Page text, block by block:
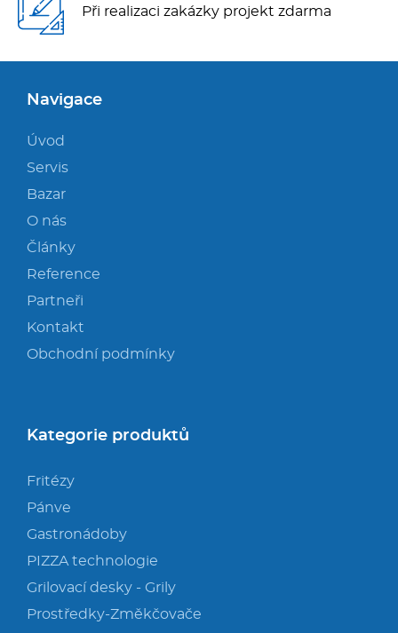
Při realizaci zakázky projekt zdarma
Navigace
Úvod
Servis
Bazar
O nás
Články
Reference
Partneři
Kontakt
Obchodní podmínky
Kategorie produktů
Fritézy
Pánve
Gastronádoby
PIZZA technologie
Grilovací desky - Grily
Prostředky-Změkčovače